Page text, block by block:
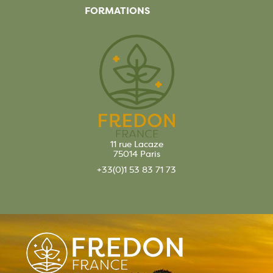
FORMATIONS
11 rue Lacaze
75014 Paris
+33(0)1 53 83 71 73